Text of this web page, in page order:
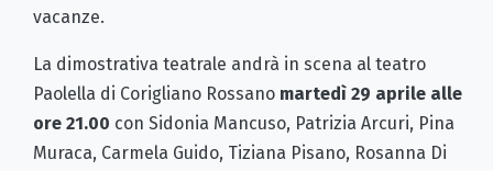
vacanze.
La dimostrativa teatrale andrà in scena al teatro
Paolella di Corigliano Rossano martedì 29 aprile alle
ore 21.00 con Sidonia Mancuso, Patrizia Arcuri, Pina
Muraca, Carmela Guido, Tiziana Pisano, Rosanna Di